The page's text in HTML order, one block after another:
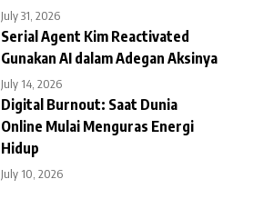
July 31, 2026
Serial Agent Kim Reactivated
Gunakan AI dalam Adegan Aksinya
July 14, 2026
Digital Burnout: Saat Dunia
Online Mulai Menguras Energi
Hidup
July 10, 2026